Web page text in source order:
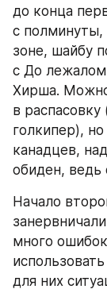
до конца
с полминуты,
зоне, шайбу
с До
Хирша.
в
голкипер),
канадцев,
обиден, ведь
Начало
много
для них